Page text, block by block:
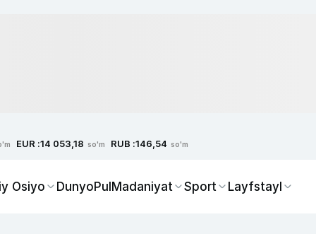
EUR :14 053,18 so'm RUB :146,54 so'm
Osiyo DunyoPulMadaniyat Sport Layfstayl